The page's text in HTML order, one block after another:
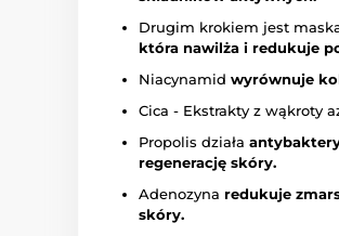
Drugim krokiem jest
która nawilża i redukuje
Niacynamid wyrównuje
Cica - Ekstrakty z wąkroty
Propolis działa
regenerację skóry.
Adenozyna redukuje
skóry.